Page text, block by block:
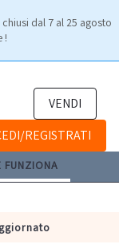
dal 7 al 25 agosto
!
VENDI
REGISTRATI
FUNZIONA